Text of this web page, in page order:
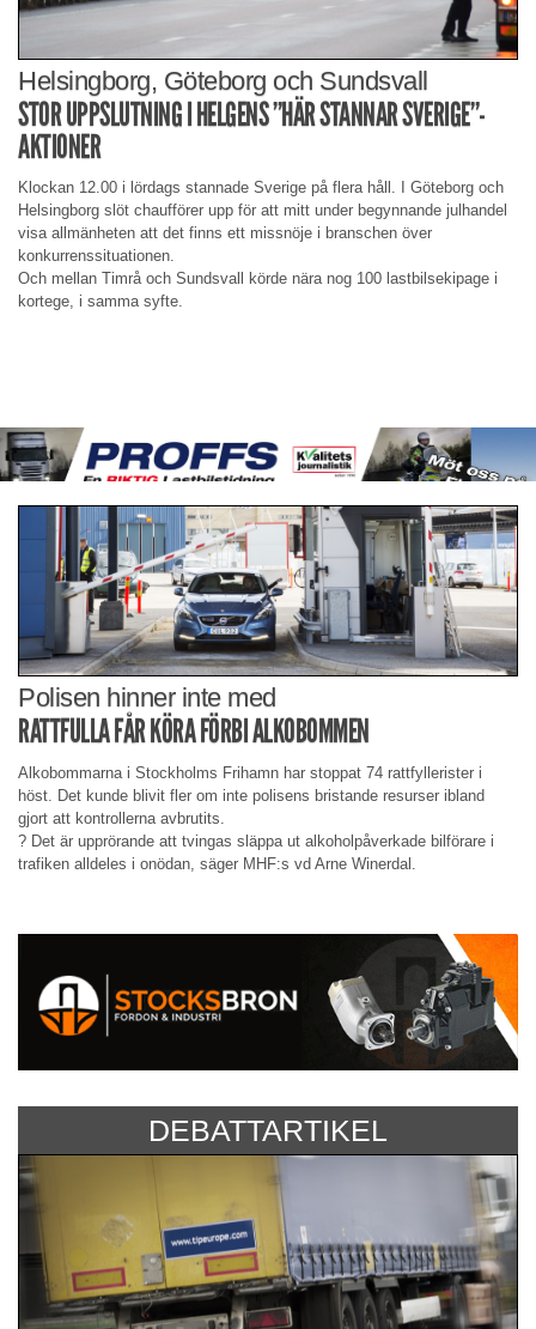
Helsingborg, Göteborg och Sundsvall
STOR UPPSLUTNING I HELGENS ”HÄR STANNAR SVERIGE”-
AKTIONER
Klockan 12.00 i lördags stannade Sverige på flera håll. I Göteborg och
Helsingborg slöt chaufförer upp för att mitt under begynnande julhandel
visa allmänheten att det finns ett missnöje i branschen över
konkurrenssituationen.
Och mellan Timrå och Sundsvall körde nära nog 100 lastbilsekipage i
kortege, i samma syfte.
Polisen hinner inte med
RATTFULLA FÅR KÖRA FÖRBI ALKOBOMMEN
Alkobommarna i Stockholms Frihamn har stoppat 74 rattfyllerister i
höst. Det kunde blivit fler om inte polisens bristande resurser ibland
gjort att kontrollerna avbrutits.
? Det är upprörande att tvingas släppa ut alkoholpåverkade bilförare i
trafiken alldeles i onödan, säger MHF:s vd Arne Winerdal.
DEBATTARTIKEL